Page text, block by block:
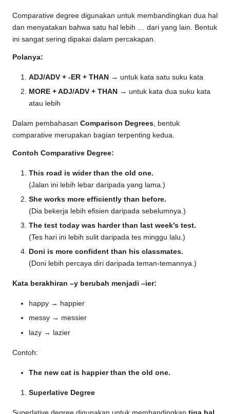
Comparative degree digunakan untuk membandingkan dua hal
dan menyatakan bahwa satu hal lebih … dari yang lain. Bentuk
ini sangat sering dipakai dalam percakapan.
Polanya:
ADJ/ADV + -ER + THAN → untuk kata satu suku kata
MORE + ADJ/ADV + THAN → untuk kata dua suku kata
atau lebih
Dalam pembahasan Comparison Degrees , bentuk
comparative merupakan bagian terpenting kedua.
Contoh Comparative Degree:
This road is wider than the old one.
(Jalan ini lebih lebar daripada yang lama.)
She works more efficiently than before.
(Dia bekerja lebih efisien daripada sebelumnya.)
The test today was harder than last week’s test.
(Tes hari ini lebih sulit daripada tes minggu lalu.)
Doni is more confident than his classmates.
(Doni lebih percaya diri daripada teman-temannya.)
Kata berakhiran –y berubah menjadi –ier:
happy → happier
messy → messier
lazy → lazier
Contoh:
The new cat is happier than the old one.
Superlative Degree
Superlative degree digunakan untuk membandingkan tiga hal